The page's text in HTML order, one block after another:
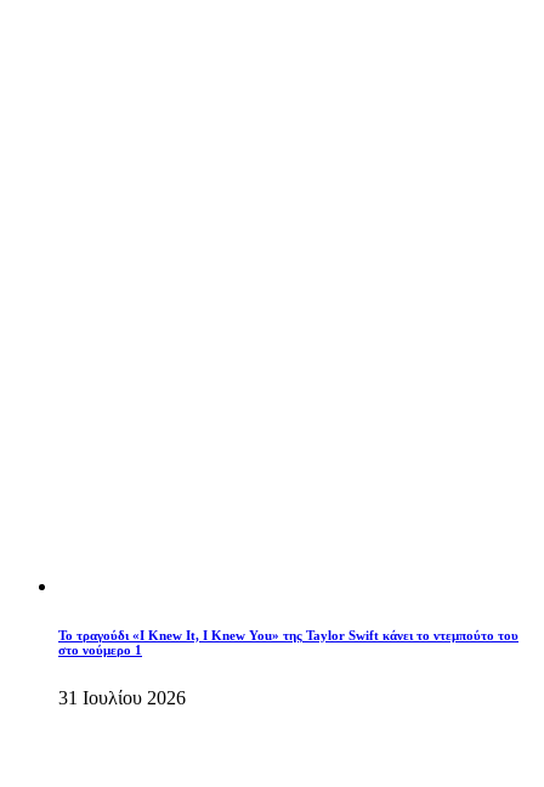
Το τραγούδι «I Knew It, I Knew You» της Taylor Swift κάνει το ντεμπούτο του
στο νούμερο 1
31 Ιουλίου 2026